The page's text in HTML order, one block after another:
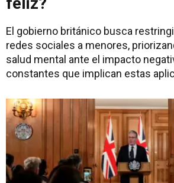
El gobierno británico busca
redes sociales a menores,
salud mental ante el impacto
constantes que implican estas